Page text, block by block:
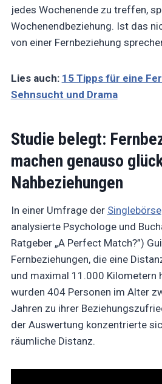
jedes Wochenende zu treffen,
Wochenendbeziehung. Ist das
von einer Fernbeziehung
Lies auch: 15 Tipps für eine
Sehnsucht und Drama
Studie belegt:
machen genauso
Nahbeziehungen
In einer Umfrage der Singlebörse
analysierte Psychologe und
Ratgeber „A Perfect Match?”)
Fernbeziehungen, die eine
und maximal 11.000 Kilometern
wurden 404 Personen im Alter
Jahren zu ihrer
der Auswertung konzentrierte
räumliche Distanz.